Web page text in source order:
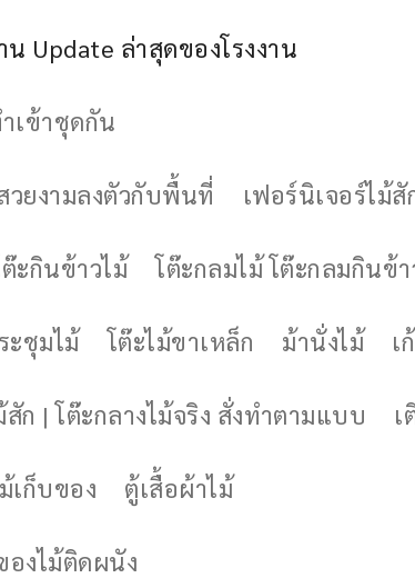
น Update ล่าสุดของโรงงาน
เข้าชุดกัน
ยงามลงตัวกับพื้นที่ เฟอร์นิเจอร์ไม้สั
ะกินข้าวไม้ โต๊ะกลมไม้ โต๊ะกลมกินข้า
ะชุมไม้ โต๊ะไม้ขาเหล็ก ม้านั่งไม้ เ
สัก | โต๊ะกลางไม้จริง สั่งทำตามแบบ เ
เก็บของ ตู้เสื้อผ้าไม้
องไม้ติดผนัง